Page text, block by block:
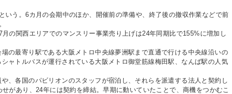
いう。6カ月の会期中のほか、開催前の準備や、終了後の撤収作業などで前
の関西エリアでのマンスリー事業売り上げは24年同期比で155%に増加し
の最寄り駅である大阪メトロ中央線夢洲駅まで直通で行ける中央線沿いの
ャトルバスが運行されている大阪メトロ御堂筋線梅田駅、なんば駅の人気
、各国のパビリオンのスタッフが宿泊し、それらを派遣する法人と契約し
があり、24年には契約を締結。早期に動いていたことで、商機をつかむこ